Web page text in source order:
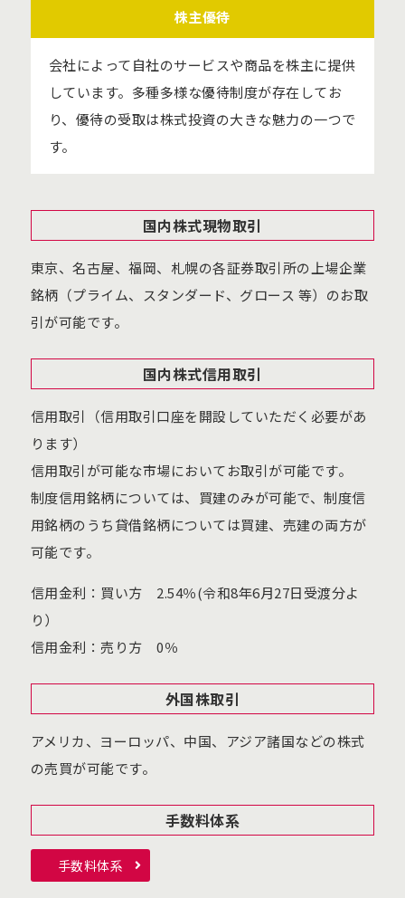
株主優待
会社によって自社のサービスや商品を株主に提供
しています。多種多様な優待制度が存在してお
り、優待の受取は株式投資の大きな魅力の一つで
す。
国内株式現物取引
東京、名古屋、福岡、札幌の各証券取引所の上場企業
銘柄（プライム、スタンダード、グロース 等）のお取
引が可能です。
国内株式信用取引
信用取引（信用取引口座を開設していただく必要があ
ります）
信用取引が可能な市場においてお取引が可能です。
制度信用銘柄については、買建のみが可能で、制度信
用銘柄のうち貸借銘柄については買建、売建の両方が
可能です。
信用金利：買い方 2.54％(令和8年6月27日受渡分よ
り）
信用金利：売り方 0％
外国株取引
アメリカ、ヨーロッパ、中国、アジア諸国などの株式
の売買が可能です。
手数料体系
手数料体系